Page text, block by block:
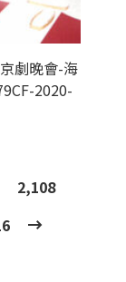
劇晚會-海
2020-
2,108